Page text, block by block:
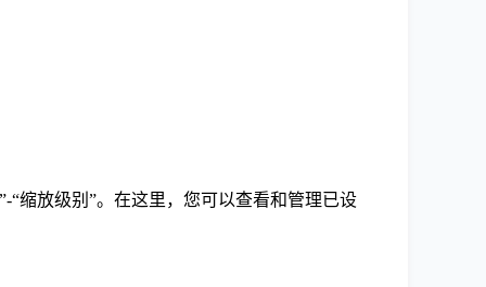
“缩放级别”。在这里，您可以查看和管理已设